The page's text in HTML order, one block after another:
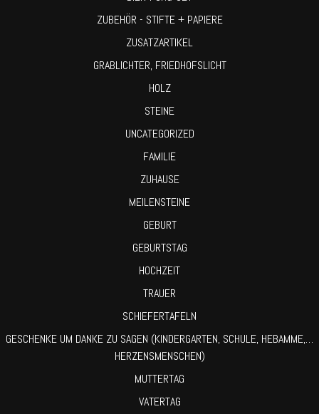
ZUBEHÖR - STIFTE + PAPIERE
ZUSATZARTIKEL
GRABLICHTER, FRIEDHOFSLICHT
HOLZ
STEINE
UNCATEGORIZED
FAMILIE
ZUHAUSE
MEILENSTEINE
GEBURT
GEBURTSTAG
HOCHZEIT
TRAUER
SCHIEFERTAFELN
GESCHENKE UM DANKE ZU SAGEN (KINDERGARTEN, SCHULE, HEBAMME,…
HERZENSMENSCHEN)
MUTTERTAG
VATERTAG